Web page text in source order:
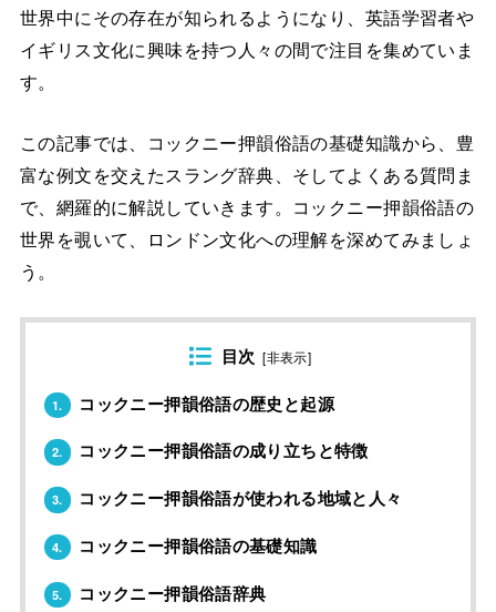
世界中にその存在が知られるようになり、英語学習者や
イギリス文化に興味を持つ人々の間で注目を集めていま
す。
この記事では、コックニー押韻俗語の基礎知識から、豊
富な例文を交えたスラング辞典、そしてよくある質問ま
で、網羅的に解説していきます。コックニー押韻俗語の
世界を覗いて、ロンドン文化への理解を深めてみましょ
う。
目次 [非表示]
1. コックニー押韻俗語の歴史と起源
2. コックニー押韻俗語の成り立ちと特徴
3. コックニー押韻俗語が使われる地域と人々
4. コックニー押韻俗語の基礎知識
5. コックニー押韻俗語辞典